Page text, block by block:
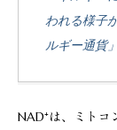
われる様子
ルギー通貨
NAD⁺は、ミトコ